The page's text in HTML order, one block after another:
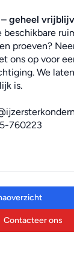
geheel
beschikbare
proeven?
ons op voor
We
is.
760223
Contacteer ons